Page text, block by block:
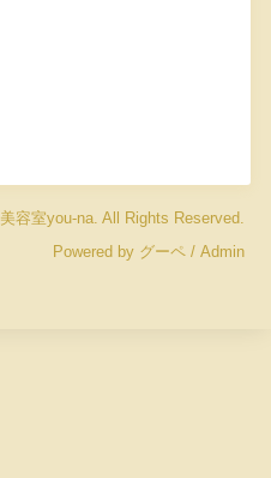
美容室you-na. All Rights Reserved.
Powered by グーペ / Admin